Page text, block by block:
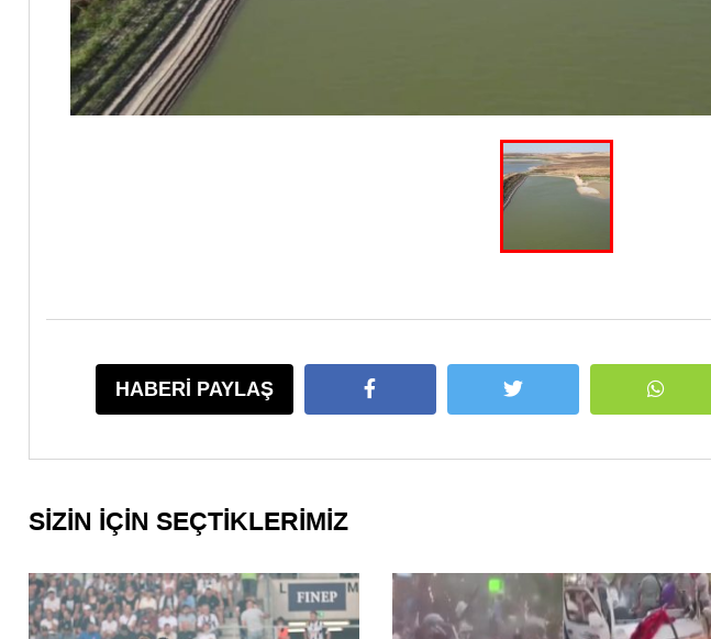
HABERİ PAYLAŞ
SİZİN İÇİN SEÇTİKLERİMİZ